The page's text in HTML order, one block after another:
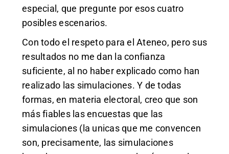
especial, que pregunte por esos cuatro
posibles escenarios.
Con todo el respeto para el Ateneo, pero sus
resultados no me dan la confianza
suficiente, al no haber explicado como han
realizado las simulaciones. Y de todas
formas, en materia electoral, creo que son
más fiables las encuestas que las
simulaciones (la unicas que me convencen
son, precisamente, las simulaciones